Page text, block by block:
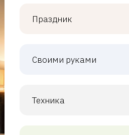
Праздник
Своими руками
Техника